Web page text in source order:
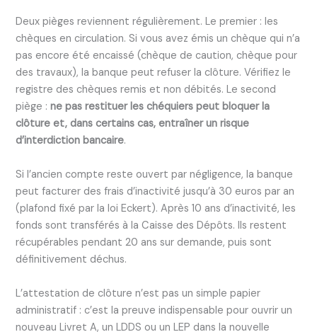
Deux pièges reviennent régulièrement. Le premier : les
chèques en circulation. Si vous avez émis un chèque qui n’a
pas encore été encaissé (chèque de caution, chèque pour
des travaux), la banque peut refuser la clôture. Vérifiez le
registre des chèques remis et non débités. Le second
piège :ne pas restituer les chéquiers peut bloquer la
clôture et, dans certains cas, entraîner un risque
d’interdiction bancaire.
Si l’ancien compte reste ouvert par négligence, la banque
peut facturer des frais d’inactivité jusqu’à 30 euros par an
(plafond fixé par la loi Eckert). Après 10 ans d’inactivité, les
fonds sont transférés à la Caisse des Dépôts. Ils restent
récupérables pendant 20 ans sur demande, puis sont
définitivement déchus.
L’attestation de clôture n’est pas un simple papier
administratif : c’est la preuve indispensable pour ouvrir un
nouveau Livret A, un LDDS ou un LEP dans la nouvelle